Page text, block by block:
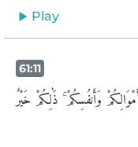
Play
61:11
وَأَنفُسِكُمْ ۚ ذَٰلِكُمْ خَيْرٌ